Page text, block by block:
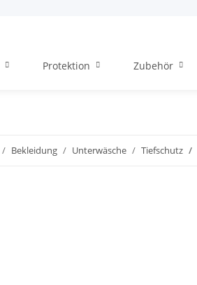
Protektion Zubehör
Bekleidung Unterwäsche Tiefschutz